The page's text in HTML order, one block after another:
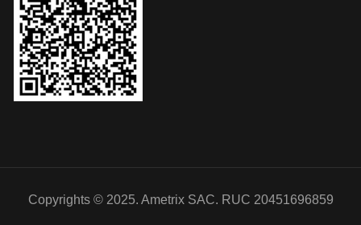
Copyrights © 2025. Ametrix SAC. RUC 20451696859